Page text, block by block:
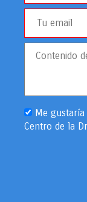
Me
Centro de la